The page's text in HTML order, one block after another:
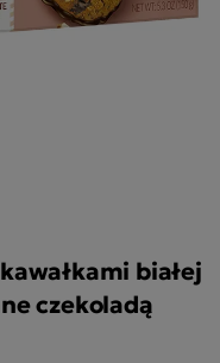
białej
czekoladą